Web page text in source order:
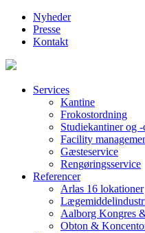
Nyheder
Presse
Kontakt
Services
Kantine
Frokostordning
Studiekantiner og -
Facility
Gæsteservice
Rengøringsservice
Referencer
Arlas 16 lokationer
Aalborg Kongres
Obton &